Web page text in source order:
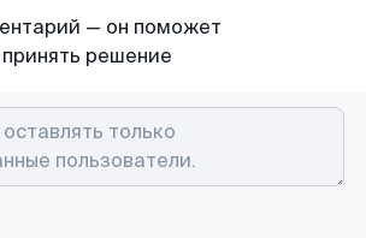
— он поможет
решение